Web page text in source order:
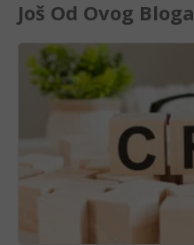
Još Od Ovog Bloga